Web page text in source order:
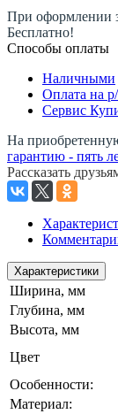
При оформлении
Бесплатно!
Способы оплаты
Наличными
Оплата на
Сервис
На
гарантию - пять
Рассказать
Характеристики
Ширина, мм
Глубина, мм
Высота, мм
Цвет
Особенности:
Материал: